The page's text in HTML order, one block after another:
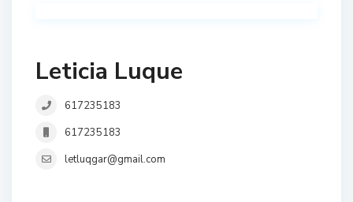
Leticia Luque
617235183
617235183
letluqgar@gmail.com